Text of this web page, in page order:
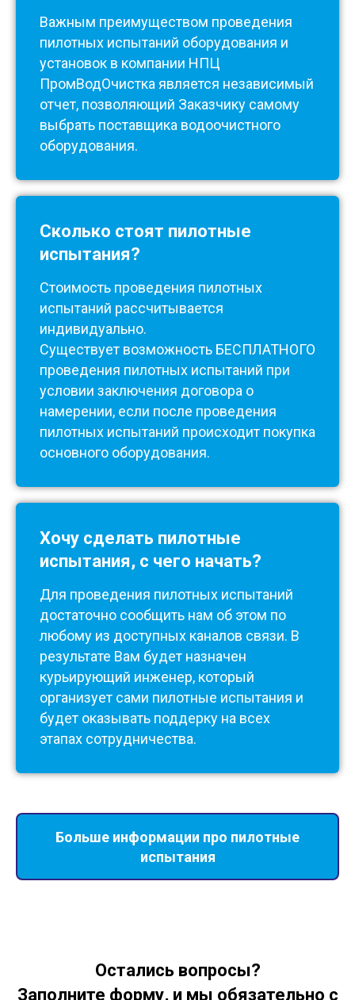
Важным преимуществом проведения
пилотных испытаний оборудования и
установок в компании НПЦ
ПромВодОчистка является независимый
отчет, позволяющий Заказчику самому
выбрать поставщика водоочистного
оборудования.
Сколько стоят пилотные
испытания?
Стоимость проведения пилотных
испытаний рассчитывается
индивидуально.
Существует возможность БЕСПЛАТНОГО
проведения пилотных испытаний при
условии заключения договора о
намерении, если после проведения
пилотных испытаний происходит покупка
основного оборудования.
Хочу сделать пилотные
испытания, с чего начать?
Для проведения пилотных испытаний
достаточно сообщить нам об этом по
любому из доступных каналов связи. В
результате Вам будет назначен
курьирующий инженер, который
организует сами пилотные испытания и
будет оказывать поддерку на всех
этапах сотрудничества.
Больше информации про пилотные
испытания
Остались вопросы?
Заполните форму, и мы обязательно с